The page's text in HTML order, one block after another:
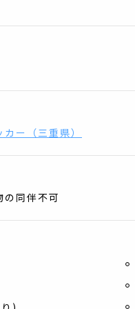
カー （三重県）
の同伴不可